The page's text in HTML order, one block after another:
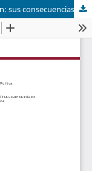
El teorema de Mantel-Debreu-Sonnenschein: sus consecuencias en la teoría económica y en su enseñanza